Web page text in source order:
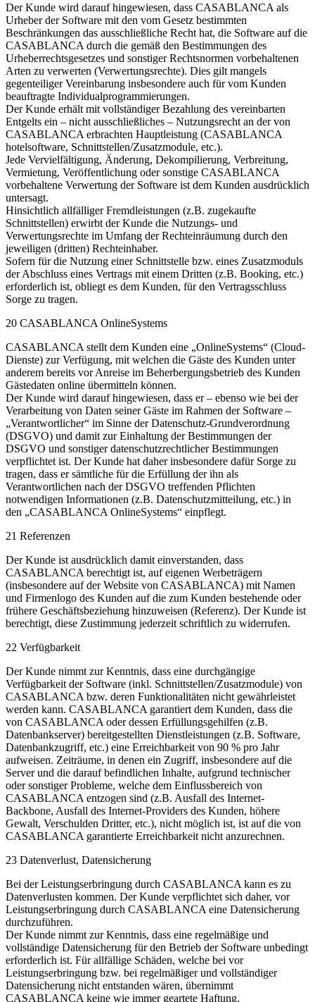
Der Kunde wird darauf hingewiesen, dass CASABLANCA als
Urheber der Software mit den vom Gesetz bestimmten
Beschränkungen das ausschließliche Recht hat, die Software auf die
CASABLANCA durch die gemäß den Bestimmungen des
Urheberrechtsgesetzes und sonstiger Rechtsnormen vorbehaltenen
Arten zu verwerten (Verwertungsrechte). Dies gilt mangels
gegenteiliger Vereinbarung insbesondere auch für vom Kunden
beauftragte Individualprogrammierungen.
Der Kunde erhält mit vollständiger Bezahlung des vereinbarten
Entgelts ein – nicht ausschließliches – Nutzungsrecht an der von
CASABLANCA erbrachten Hauptleistung (CASABLANCA
hotelsoftware, Schnittstellen/Zusatzmodule, etc.).
Jede Vervielfältigung, Änderung, Dekompilierung, Verbreitung,
Vermietung, Veröffentlichung oder sonstige CASABLANCA
vorbehaltene Verwertung der Software ist dem Kunden ausdrücklich
untersagt.
Hinsichtlich allfälliger Fremdleistungen (z.B. zugekaufte
Schnittstellen) erwirbt der Kunde die Nutzungs- und
Verwertungsrechte im Umfang der Rechteinräumung durch den
jeweiligen (dritten) Rechteinhaber.
Sofern für die Nutzung einer Schnittstelle bzw. eines Zusatzmoduls
der Abschluss eines Vertrags mit einem Dritten (z.B. Booking, etc.)
erforderlich ist, obliegt es dem Kunden, für den Vertragsschluss
Sorge zu tragen.
20 CASABLANCA OnlineSystems
CASABLANCA stellt dem Kunden eine „OnlineSystems“ (Cloud-
Dienste) zur Verfügung, mit welchen die Gäste des Kunden unter
anderem bereits vor Anreise im Beherbergungsbetrieb des Kunden
Gästedaten online übermitteln können.
Der Kunde wird darauf hingewiesen, dass er – ebenso wie bei der
Verarbeitung von Daten seiner Gäste im Rahmen der Software –
„Verantwortlicher“ im Sinne der Datenschutz-Grundverordnung
(DSGVO) und damit zur Einhaltung der Bestimmungen der
DSGVO und sonstiger datenschutzrechtlicher Bestimmungen
verpflichtet ist. Der Kunde hat daher insbesondere dafür Sorge zu
tragen, dass er sämtliche für die Erfüllung der ihn als
Verantwortlichen nach der DSGVO treffenden Pflichten
notwendigen Informationen (z.B. Datenschutzmitteilung, etc.) in
den „CASABLANCA OnlineSystems“ einpflegt.
21 Referenzen
Der Kunde ist ausdrücklich damit einverstanden, dass
CASABLANCA berechtigt ist, auf eigenen Werbeträgern
(insbesondere auf der Website von CASABLANCA) mit Namen
und Firmenlogo des Kunden auf die zum Kunden bestehende oder
frühere Geschäftsbeziehung hinzuweisen (Referenz). Der Kunde ist
berechtigt, diese Zustimmung jederzeit schriftlich zu widerrufen.
22 Verfügbarkeit
Der Kunde nimmt zur Kenntnis, dass eine durchgängige
Verfügbarkeit der Software (inkl. Schnittstellen/Zusatzmodule) von
CASABLANCA bzw. deren Funktionalitäten nicht gewährleistet
werden kann. CASABLANCA garantiert dem Kunden, dass die
von CASABLANCA oder dessen Erfüllungsgehilfen (z.B.
Datenbankserver) bereitgestellten Dienstleistungen (z.B. Software,
Datenbankzugriff, etc.) eine Erreichbarkeit von 90 % pro Jahr
aufweisen. Zeiträume, in denen ein Zugriff, insbesondere auf die
Server und die darauf befindlichen Inhalte, aufgrund technischer
oder sonstiger Probleme, welche dem Einflussbereich von
CASABLANCA entzogen sind (z.B. Ausfall des Internet-
Backbone, Ausfall des Internet-Providers des Kunden, höhere
Gewalt, Verschulden Dritter, etc.), nicht möglich ist, ist auf die von
CASABLANCA garantierte Erreichbarkeit nicht anzurechnen.
23 Datenverlust, Datensicherung
Bei der Leistungserbringung durch CASABLANCA kann es zu
Datenverlusten kommen. Der Kunde verpflichtet sich daher, vor
Leistungserbringung durch CASABLANCA eine Datensicherung
durchzuführen.
Der Kunde nimmt zur Kenntnis, dass eine regelmäßige und
vollständige Datensicherung für den Betrieb der Software unbedingt
erforderlich ist. Für allfällige Schäden, welche bei vor
Leistungserbringung bzw. bei regelmäßiger und vollständiger
Datensicherung nicht entstanden wären, übernimmt
CASABLANCA keine wie immer geartete Haftung.